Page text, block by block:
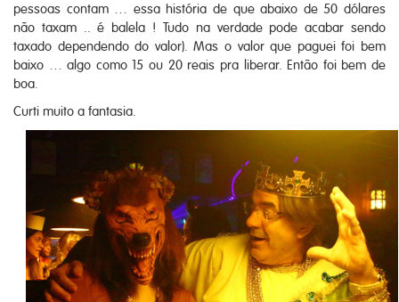
pessoas contam … essa história de que abaixo de 50 dólares
não taxam .. é balela ! Tudo na verdade pode acabar sendo
taxado dependendo do valor). Mas o valor que paguei foi bem
baixo … algo como 15 ou 20 reais pra liberar. Então foi bem de
boa.
Curti muito a fantasia.